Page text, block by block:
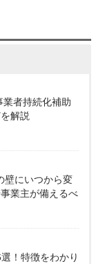
業者持続化補助
解説
壁にいつから変
業主が備えるべ
！特徴をわかり